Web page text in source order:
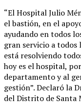
“El Hospital Julio
el bastión, en el
ayudando en todos
gran servicio a todos
está resolviendo
hoy es el hospital,
departamento y al
gestión”. Declaró la
del Distrito de Santa